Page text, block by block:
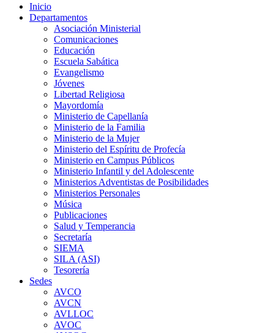
Inicio
Departamentos
Asociación Ministerial
Comunicaciones
Educación
Escuela Sabática
Evangelismo
Jóvenes
Libertad Religiosa
Mayordomía
Ministerio de Capellanía
Ministerio de la Familia
Ministerio de la Mujer
Ministerio del Espíritu de Profecía
Ministerio en Campus Públicos
Ministerio Infantil y del Adolescente
Ministerios Adventistas de Posibilidades
Ministerios Personales
Música
Publicaciones
Salud y Temperancia
Secretaría
SIEMA
SILA (ASI)
Tesorería
Sedes
AVCO
AVCN
AVLLOC
AVOC